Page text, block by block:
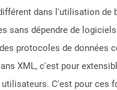
dans l'utilisation de
sans dépendre de
protocoles de données
XML, c'est pour
C'est pour ces